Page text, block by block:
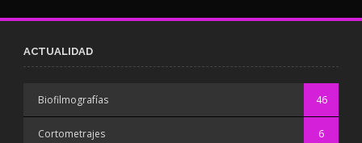
ACTUALIDAD
Biofilmografías 46
Cortometrajes 6